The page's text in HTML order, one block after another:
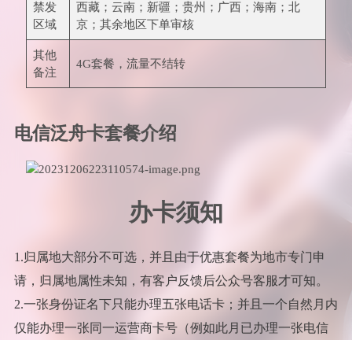
禁发
区域
西藏；云南；新疆；贵州；广西；海南；北
京；其余地区下单审核
其他
备注
4G套餐，流量不结转
电信泛舟卡套餐介绍
办卡须知
1.归属地大部分不可选，并且由于优惠套餐为地市专门申
请，归属地属性未知，有客户反馈后公众号客服才可知。
2.一张身份证名下只能办理五张电话卡；并且一个自然月内
仅能办理一张同一运营商卡号（例如此月已办理一张电信